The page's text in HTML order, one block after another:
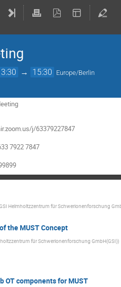
→ 15:30 Europe/Berlin
j/63379227847
7922 7847
Helmholtzzentrum für Schwerionenforschung
the MUST Concept
für Schwerionenforschung GmbH(GSI))
OT components for MUST